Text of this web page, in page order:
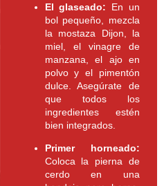
El glaseado: En un
bol pequeño, mezcla
la mostaza Dijon, la
miel, el vinagre de
manzana, el ajo en
polvo y el pimentón
dulce. Asegúrate de
que todos los
ingredientes estén
bien integrados.
Primer horneado:
Coloca la pierna de
cerdo en una